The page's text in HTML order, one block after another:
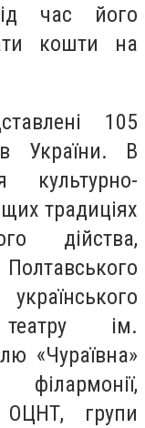
час його
кошти на
105
України. В
культурно-
традиціях
дійства,
Полтавського
театру ім.
«Чураївна»
ОЦНТ, групи